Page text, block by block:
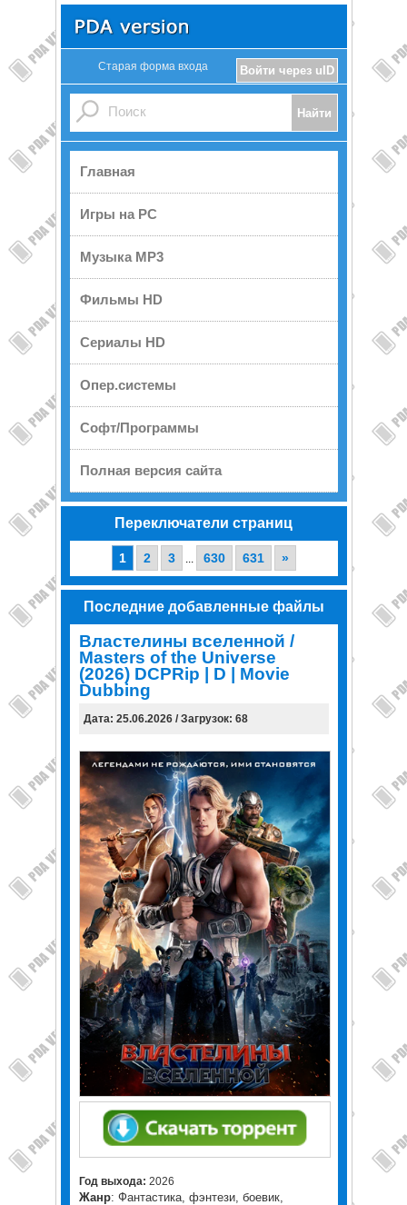
Войти через uID
Старая форма входа
Главная
Игры на PC
Музыка MP3
Фильмы HD
Сериалы HD
Опер.системы
Софт/Программы
Полная версия сайта
Переключатели страниц
1 2 3 ... 630 631 »
Последние добавленные файлы
Властелины вселенной /
Masters of the Universe
(2026) DCPRip | D | Movie
Dubbing
Дата: 25.06.2026 / Загрузок: 68
Год выхода: 2026
Жанр: Фантастика, фэнтези, боевик,